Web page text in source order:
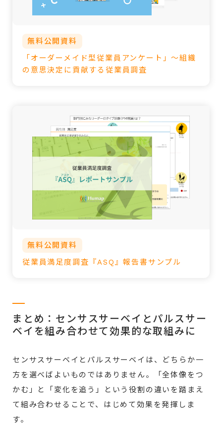
無料公開資料
「オーダーメイド型従業員アンケート」～組織
の意思決定に貢献する従業員調査
無料公開資料
従業員満足度調査『ASQ』報告書サンプル
まとめ：センサスサーベイとパルスサー
ベイを組み合わせて効果的な取組みに
センサスサーベイとパルスサーベイは、どちらか一
方を選べばよいものではありません。「全体像をつ
かむ」と「変化を追う」という役割の違いを踏まえ
て組み合わせることで、はじめて効果を発揮しま
す。